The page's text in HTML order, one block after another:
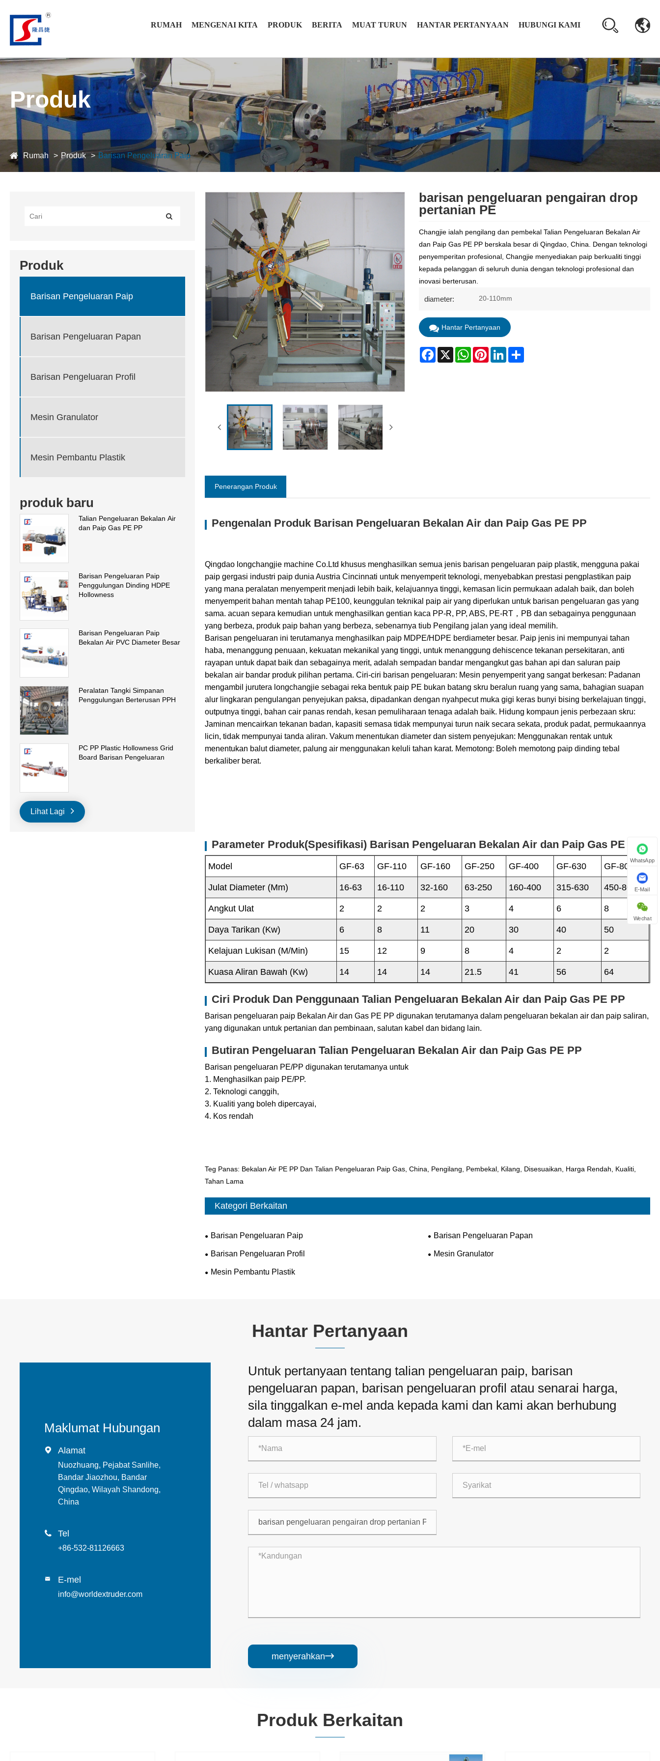
RUMAH MENGENAI KITA PRODUK BERITA MUAT TURUN HANTAR PERTANYAAN HUBUNGI KAMI
Produk
Rumah Produk Barisan Pengeluaran Paip
Produk
Barisan Pengeluaran Paip
Barisan Pengeluaran Papan
Barisan Pengeluaran Profil
Mesin Granulator
Mesin Pembantu Plastik
produk baru
Talian Pengeluaran Bekalan Air
dan Paip Gas PE PP
Barisan Pengeluaran Paip
Penggulungan Dinding HDPE
Hollowness
Barisan Pengeluaran Paip
Bekalan Air PVC Diameter Besar
Peralatan Tangki Simpanan
Penggulungan Berterusan PPH
PC PP Plastic Hollowness Grid
Board Barisan Pengeluaran
Lihat Lagi
barisan pengeluaran pengairan drop
pertanian PE
Changjie ialah pengilang dan pembekal Talian Pengeluaran Bekalan Air
dan Paip Gas PE PP berskala besar di Qingdao, China. Dengan teknologi
penyemperitan profesional, Changjie menyediakan paip berkualiti tinggi
kepada pelanggan di seluruh dunia dengan teknologi profesional dan
inovasi berterusan.
diameter: 20-110mm
Hantar Pertanyaan
Facebook
X WhatsAppPinterestLinkedInShare
Penerangan Produk
Pengenalan Produk Barisan Pengeluaran Bekalan Air dan Paip Gas PE PP
Qingdao longchangjie machine Co.Ltd khusus menghasilkan semua jenis barisan pengeluaran paip plastik, mengguna pakai
paip gergasi industri paip dunia Austria Cincinnati untuk menyemperit teknologi, menyebabkan prestasi pengplastikan paip
yang mana peralatan menyemperit menjadi lebih baik, kelajuannya tinggi, kemasan licin permukaan adalah baik, dan boleh
menyemperit bahan mentah tahap PE100, keunggulan teknikal paip air yang diperlukan untuk barisan pengeluaran gas yang
sama. acuan separa kemudian untuk menghasilkan gentian kaca PP-R, PP, ABS, PE-RT，PB dan sebagainya penggunaan
yang berbeza, produk paip bahan yang berbeza, sebenarnya tiub Pengilang jalan yang ideal memilih.
Barisan pengeluaran ini terutamanya menghasilkan paip MDPE/HDPE berdiameter besar. Paip jenis ini mempunyai tahan
haba, menanggung penuaan, kekuatan mekanikal yang tinggi, untuk menanggung dehiscence tekanan persekitaran, anti
rayapan untuk dapat baik dan sebagainya merit, adalah sempadan bandar mengangkut gas bahan api dan saluran paip
bekalan air bandar produk pilihan pertama. Ciri-ciri barisan pengeluaran: Mesin penyemperit yang sangat berkesan: Padanan
mengambil jurutera longchangjie sebagai reka bentuk paip PE bukan batang skru beralun ruang yang sama, bahagian suapan
alur lingkaran pengulangan penyejukan paksa, dipadankan dengan nyahpecut muka gigi keras bunyi bising berkelajuan tinggi,
outputnya tinggi, bahan cair panas rendah, kesan pemuliharaan tenaga adalah baik. Hidung kompaun jenis perbezaan skru:
Jaminan mencairkan tekanan badan, kapasiti semasa tidak mempunyai turun naik secara sekata, produk padat, permukaannya
licin, tidak mempunyai tanda aliran. Vakum menentukan diameter dan sistem penyejukan: Menggunakan rentak untuk
menentukan balut diameter, palung air menggunakan keluli tahan karat. Memotong: Boleh memotong paip dinding tebal
berkaliber berat.
Parameter Produk(Spesifikasi) Barisan Pengeluaran Bekalan Air dan Paip Gas PE PP
Model GF-63 GF-110 GF-160 GF-250 GF-400 GF-630 GF-800
Julat Diameter (mm) 16-63 16-110 32-160 63-250 160-400 315-630 450-800
Angkut Ulat 2 2 2 3 4 6 8
Daya Tarikan (kw) 6 8 11 20 30 40 50
Kelajuan Lukisan (m/min) 15 12 9 8 4 2 2
Kuasa Aliran Bawah (kw) 14 14 14 21.5 41 56 64
Ciri Produk Dan Penggunaan Talian Pengeluaran Bekalan Air dan Paip Gas PE PP
Barisan pengeluaran paip Bekalan Air dan Gas PE PP digunakan terutamanya dalam pengeluaran bekalan air dan paip saliran,
yang digunakan untuk pertanian dan pembinaan, salutan kabel dan bidang lain.
Butiran Pengeluaran Talian Pengeluaran Bekalan Air dan Paip Gas PE PP
Barisan pengeluaran PE/PP digunakan terutamanya untuk
1. Menghasilkan paip PE/PP.
2. Teknologi canggih,
3. Kualiti yang boleh dipercayai,
4. Kos rendah
Teg Panas: Bekalan Air PE PP Dan Talian Pengeluaran Paip Gas, China, Pengilang, Pembekal, Kilang, Disesuaikan, Harga Rendah, Kualiti,
Tahan Lama
Kategori Berkaitan
Barisan Pengeluaran Paip Barisan Pengeluaran Papan
Barisan Pengeluaran Profil Mesin Granulator
Mesin Pembantu Plastik
Hantar Pertanyaan
Maklumat Hubungan
 Alamat
Nuozhuang, Pejabat Sanlihe,
Bandar Jiaozhou, Bandar
Qingdao, Wilayah Shandong,
China
 Tel
+86-532-81126663
 E-mel
info@worldextruder.com
Untuk pertanyaan tentang talian pengeluaran paip, barisan
pengeluaran papan, barisan pengeluaran profil atau senarai harga,
sila tinggalkan e-mel anda kepada kami dan kami akan berhubung
dalam masa 24 jam.
menyerahkan
Produk Berkaitan
WhatsApp
E-Mail
Wechat